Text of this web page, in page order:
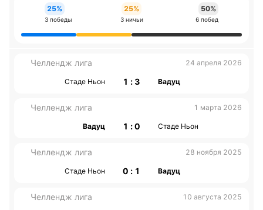
25%
3 победы
25%
3 ничьи
50%
6 побед
Челлендж лига 24 апреля 2026
Стаде Ньон 1 : 3 Вадуц
Челлендж лига 1 марта 2026
Вадуц 1 : 0 Стаде Ньон
Челлендж лига 28 ноября 2025
Стаде Ньон 0 : 1 Вадуц
Челлендж лига 10 августа 2025